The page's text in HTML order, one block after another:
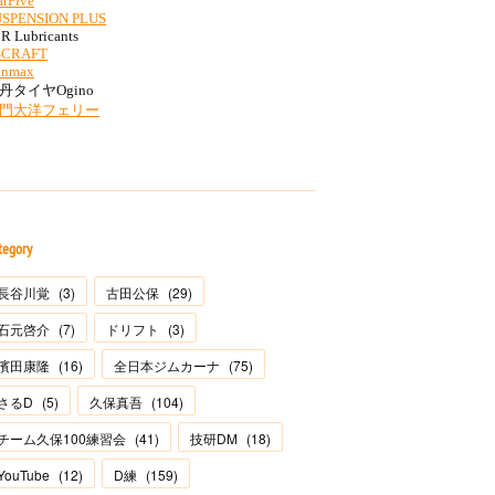
谷川覚 (3) 古田公保 (29)
元啓介 (7) ドリフト (3)
田康隆 (16) 全日本ジムカーナ (75)
るD (5) 久保真吾 (104)
ーム久保100練習会 (41) 技研DM (18)
(12) D練 (159)